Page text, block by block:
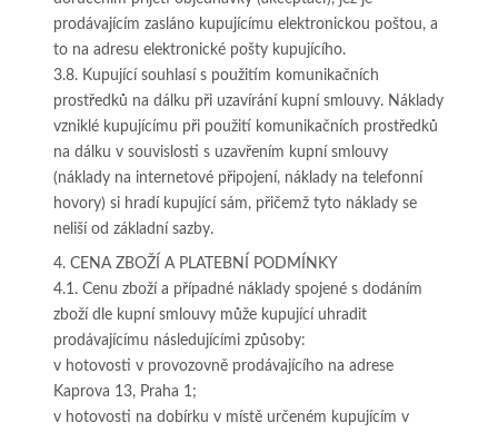
prodávajícím zasláno kupujícímu elektronickou poštou, a
to na adresu elektronické pošty kupujícího.
3.8. Kupující souhlasí s použitím komunikačních
prostředků na dálku při uzavírání kupní smlouvy. Náklady
vzniklé kupujícímu při použití komunikačních prostředků
na dálku v souvislosti s uzavřením kupní smlouvy
(náklady na internetové připojení, náklady na telefonní
hovory) si hradí kupující sám, přičemž tyto náklady se
neliší od základní sazby.
4. CENA ZBOŽÍ A PLATEBNÍ PODMÍNKY
4.1. Cenu zboží a případné náklady spojené s dodáním
zboží dle kupní smlouvy může kupující uhradit
prodávajícímu následujícími způsoby:
v hotovosti v provozovně prodávajícího na adrese
Kaprova 13, Praha 1;
v hotovosti na dobírku v místě určeném kupujícím v